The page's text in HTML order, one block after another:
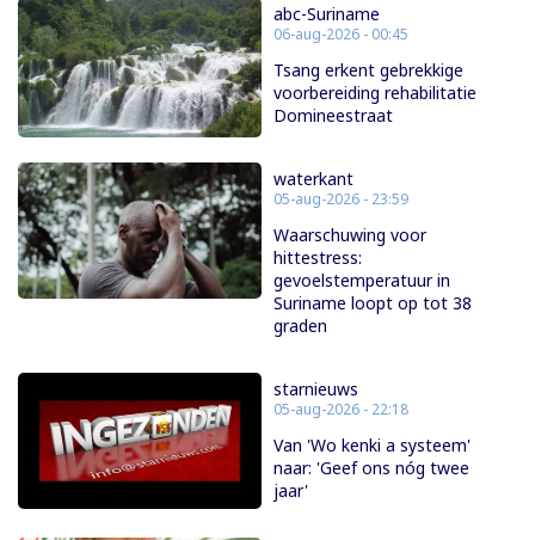
abc-Suriname
06-aug-2026 - 00:45
Tsang erkent gebrekkige
voorbereiding rehabilitatie
Domineestraat
waterkant
05-aug-2026 - 23:59
Waarschuwing voor
hittestress:
gevoelstemperatuur in
Suriname loopt op tot 38
graden
starnieuws
05-aug-2026 - 22:18
Van 'Wo kenki a systeem'
naar: 'Geef ons nóg twee
jaar'